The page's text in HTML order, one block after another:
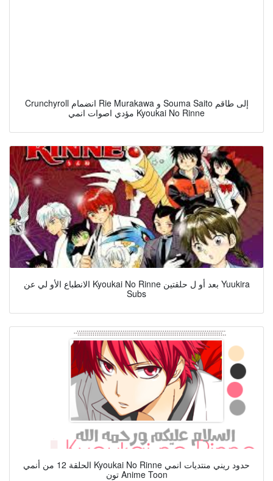
Crunchyroll انضمام Rie Murakawa و Souma Saito إلى طاقم
مؤدي اصوات انمي Kyoukai No Rinne
الانطباع الأو لي عن Kyoukai No Rinne بعد أو ل حلقتين Yuukira
Subs
الحلقة 12 من أنمي Kyoukai No Rinne حدود ريني منتديات انمي
تون Anime Toon